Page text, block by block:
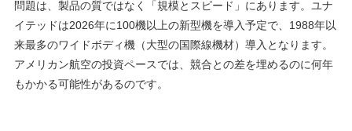
問題は、製品の質ではなく「規模とスピード」にあります。ユナ
イテッドは2026年に100機以上の新型機を導入予定で、1988年以
来最多のワイドボディ機（大型の国際線機材）導入となります。
アメリカン航空の投資ペースでは、競合との差を埋めるのに何年
もかかる可能性があるのです。